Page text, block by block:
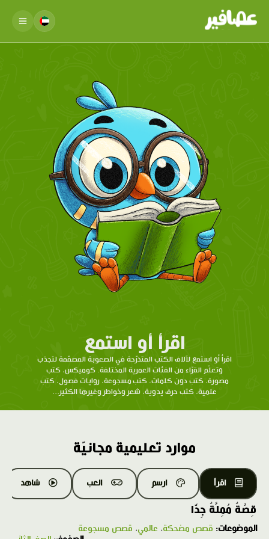
اقرأ أو استمع
اقرأ أو استمع لآلاف الكتب المتدرّحة في الصعوبة المصمّمة لتجذب
وتعلّم القرّاء من الفئات العمرية المختلفة. كوميكس، كتب
مصورة، كتب دون كلمات، كتب مسجوعة، روايات فصول، كتب
علمية، كتب حرف يدوية، شعر وخواطر وغيرها الكثير...
موارد تعليمية مجانيّة
اقرأ ارسم العب شاهد
قِصَّةٌ مُمِلَّةٌ جِدًّا
الموضوعات: قصص مضحكة، عالمي، قصص مسجوعة